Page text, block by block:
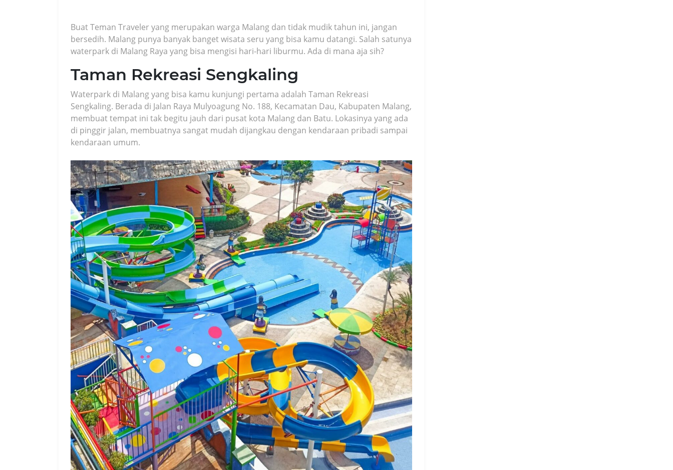
Buat Teman Traveler yang merupakan warga Malang dan tidak mudik tahun ini, jangan
bersedih. Malang punya banyak banget wisata seru yang bisa kamu datangi. Salah satunya
waterpark di Malang Raya yang bisa mengisi hari-hari liburmu. Ada di mana aja sih?
Taman Rekreasi Sengkaling
Waterpark di Malang yang bisa kamu kunjungi pertama adalah Taman Rekreasi
Sengkaling. Berada di Jalan Raya Mulyoagung No. 188, Kecamatan Dau, Kabupaten Malang,
membuat tempat ini tak begitu jauh dari pusat kota Malang dan Batu. Lokasinya yang ada
di pinggir jalan, membuatnya sangat mudah dijangkau dengan kendaraan pribadi sampai
kendaraan umum.